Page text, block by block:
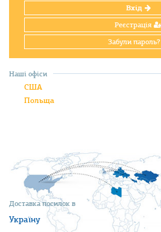
Вхід
Реєстрація
Забули пароль?
Доставка посилок в
Україну
Наші офіси
США
Польща